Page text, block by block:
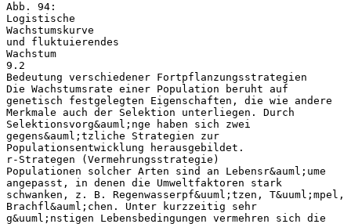
Abb. 94:
Logistische
Wachstumskurve
und fluktuierendes
Wachstum
9.2
Bedeutung verschiedener Fortpflanzungsstrategien
Die Wachstumsrate einer Population beruht auf
genetisch festgelegten Eigenschaften, die wie andere
Merkmale auch der Selektion unterliegen. Durch
Selektionsvorg&auml;nge haben sich zwei
gegens&auml;tzliche Strategien zur
Populationsentwicklung herausgebildet.
r-Strategen (Vermehrungsstrategie)
Populationen solcher Arten sind an Lebensr&auml;ume
angepasst, in denen die Umweltfaktoren stark
schwanken, z. B. Regenwasserpf&uuml;tzen, T&uuml;mpel,
Brachfl&auml;chen. Unter kurzzeitig sehr
g&uuml;nstigen Lebensbedingungen vermehren sich die